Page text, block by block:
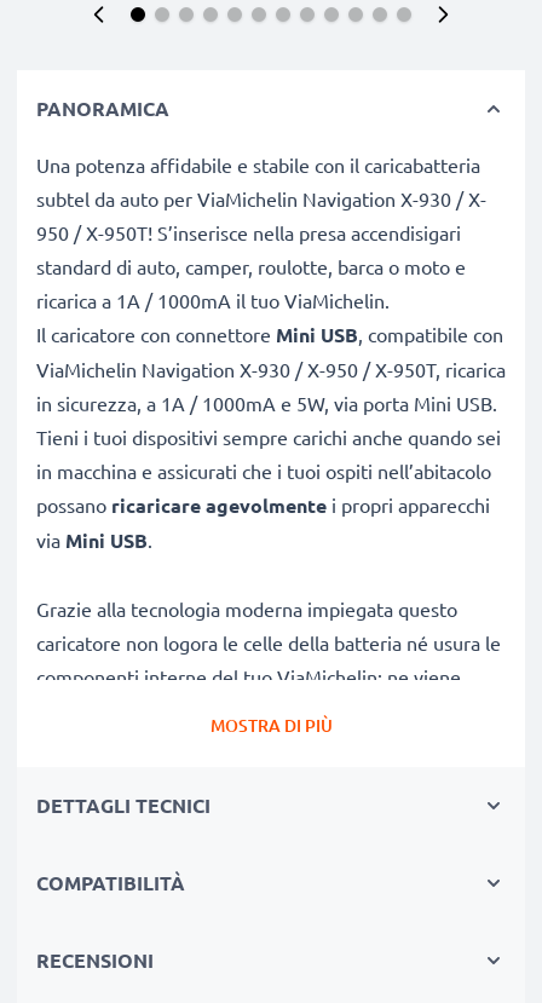
PANORAMICA
Una potenza affidabile e stabile con il caricabatteria
subtel da auto per ViaMichelin Navigation X-930 / X-
950 / X-950T! S’inserisce nella presa accendisigari
standard di auto, camper, roulotte, barca o moto e
ricarica a 1A / 1000mA il tuo ViaMichelin.
Il caricatore con connettore Mini USB, compatibile con
ViaMichelin Navigation X-930 / X-950 / X-950T, ricarica
in sicurezza, a 1A / 1000mA e 5W, via porta Mini USB.
Tieni i tuoi dispositivi sempre carichi anche quando sei
in macchina e assicurati che i tuoi ospiti nell’abitacolo
possano ricaricare agevolmente i propri apparecchi
via Mini USB.
Grazie alla tecnologia moderna impiegata questo
caricatore non logora le celle della batteria né usura le
componenti interne del tuo ViaMichelin: ne viene
agevolata così una durata di vita utile. L'amperaggio è
prevista. Le dimensioni, che visualizzi ingrandendo le
Mini USB si abbini egregiamente in tutti gli abitacoli di
che si accende una volta inserito il caricatore nella
MOSTRA DI PIÙ
DETTAGLI TECNICI
COMPATIBILITÀ
RECENSIONI